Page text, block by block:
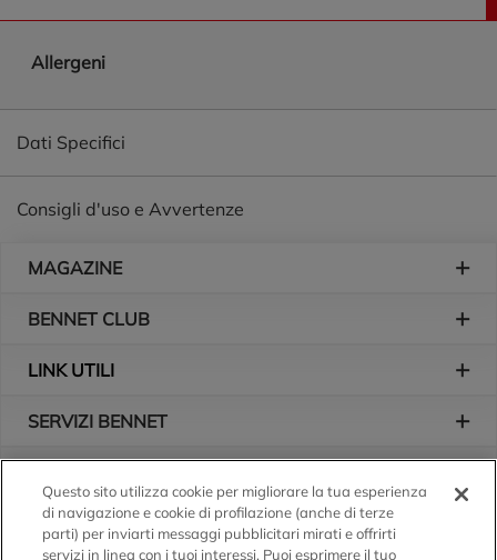
Allergeni
Dati Specifici
Consigli d'uso e Avvertenze
MAGAZINE
BENNET CLUB
LINK UTILI
SERVIZI BENNET
Logo Bennet
Seguici sui nostri canali
Questo sito utilizza cookie per migliorare la tua esperienza
di navigazione e cookie di profilazione (anche di terze
parti) per inviarti messaggi pubblicitari mirati e offrirti
servizi in linea con i tuoi interessi. Puoi esprimere il tuo